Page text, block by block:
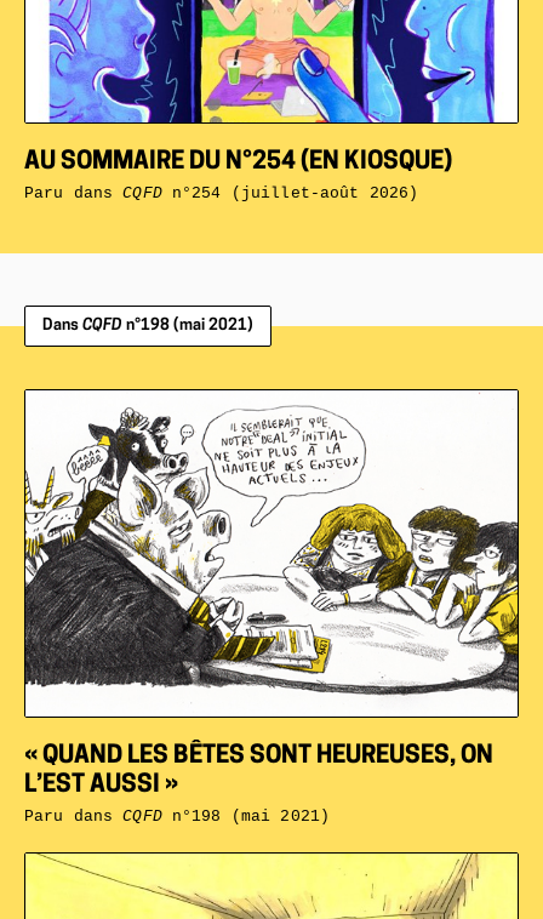
AU SOMMAIRE DU N°254 (EN KIOSQUE)
Paru dansCQFDn°254 (juillet-août 2026)
Dans CQFD n°198 (mai 2021)
« QUAND LES BÊTES SONT HEUREUSES, ON
L’EST AUSSI »
Paru dansCQFDn°198 (mai 2021)